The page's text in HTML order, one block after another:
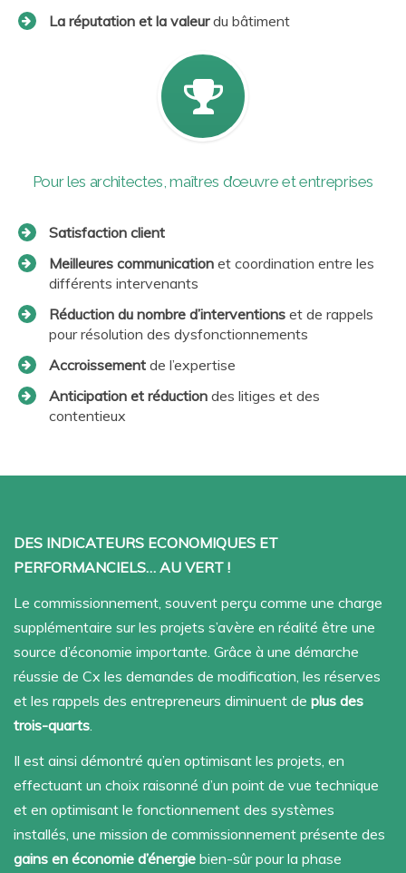
La réputation et la valeurdu bâtiment
Pour les architectes, maîtres d’œuvre et entreprises
Satisfaction client
Meilleures communication et coordination entre les
différents intervenants
Réduction du nombre d’interventions et de rappels
pour résolution des dysfonctionnements
Accroissement de l’expertise
Anticipation et réduction des litiges et des
contentieux
DES INDICATEURS ECONOMIQUES ET
PERFORMANCIELS… AU VERT !
Le commissionnement, souvent perçu comme une charge
supplémentaire sur les projets s’avère en réalité être une
source d’économie importante. Grâce à une démarche
réussie de Cx les demandes de modification, les réserves
et les rappels des entrepreneurs diminuent de plus des
trois-quarts.
Il est ainsi démontré qu’en optimisant les projets, en
effectuant un choix raisonné d’un point de vue technique
et en optimisant le fonctionnement des systèmes
installés, une mission de commissionnement présente des
gains en économie d’énergie bien-sûr pour la phase